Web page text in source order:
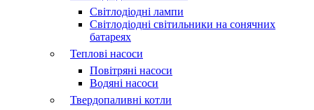
Світлодіодні лампи
Світлодіодні світильники на сонячних
батареях
Теплові насоси
Повітряні насоси
Водяні насоси
Твердопаливні котли